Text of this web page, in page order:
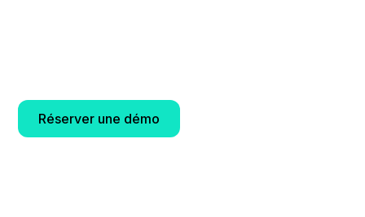
Réserver une démo